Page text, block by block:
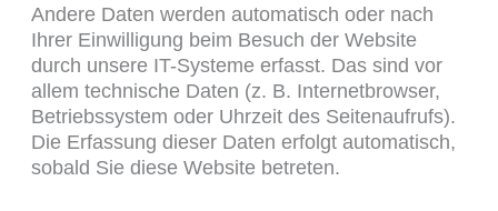
Andere Daten werden automatisch oder nach
Ihrer Einwilligung beim Besuch der Website
durch unsere IT-Systeme erfasst. Das sind vor
allem technische Daten (z. B. Internetbrowser,
Betriebssystem oder Uhrzeit des Seitenaufrufs).
Die Erfassung dieser Daten erfolgt automatisch,
sobald Sie diese Website betreten.